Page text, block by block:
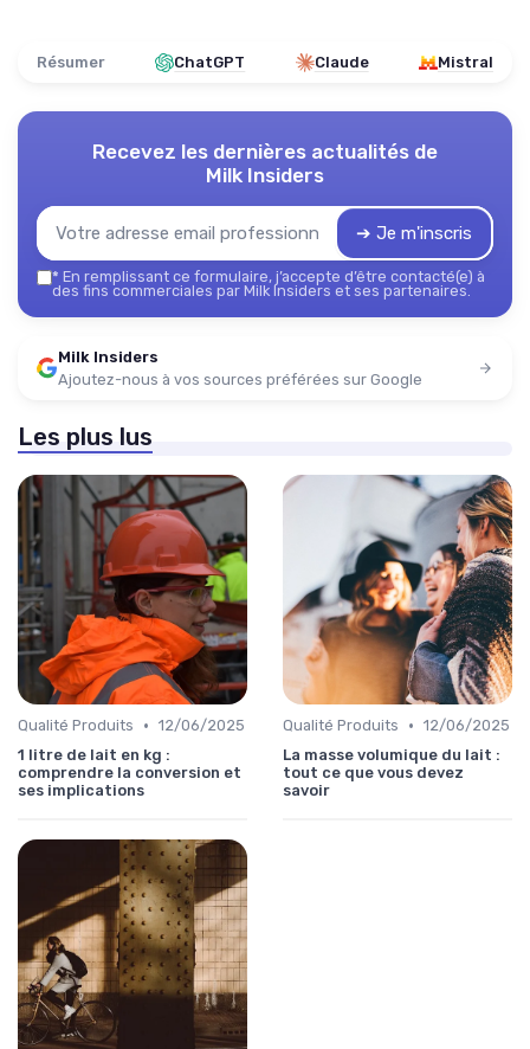
Résumer ChatGPT Claude Mistral
Recevez les dernières actualités de
Milk Insiders
➔ Je m'inscris
* En remplissant ce formulaire, j’accepte d’être contacté(e) à
des fins commerciales par Milk Insiders et ses partenaires.
Milk Insiders
Ajoutez-nous à vos sources préférées sur Google
Les plus lus
Qualité Produits • 12/06/2025
1 litre de lait en kg :
comprendre la conversion et
ses implications
Qualité Produits • 12/06/2025
La masse volumique du lait :
tout ce que vous devez
savoir